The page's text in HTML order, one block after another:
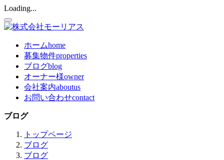
Loading...
ホームhome
募集物件properties
ブログblog
オーナー様owner
会社案内aboutus
お問い合わせcontact
ブログ
トップページ
ブログ
ブログ